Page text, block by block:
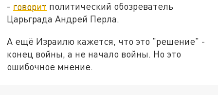
- говорит политический обозреватель
Царьграда Андрей Перла.
А ещё Израилю кажется, что это "решение" -
конец войны, а не начало войны. Но это
ошибочное мнение.